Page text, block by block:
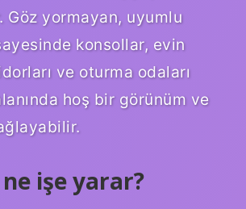
Göz yormayan, uyumlu
konsollar, evin
ve oturma odaları
hoş bir görünüm ve
işe yarar?